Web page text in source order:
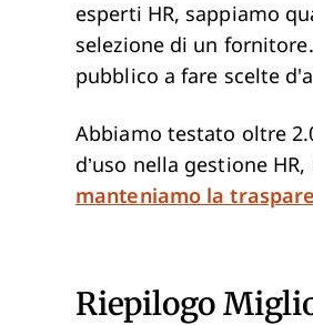
esperti HR, sappiamo
selezione di un
pubblico a fare scelte
Abbiamo testato oltre
d’uso nella gestione
manteniamo la
Riepilogo